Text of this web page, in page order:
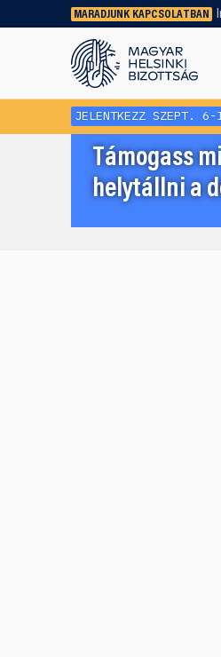
MARADJUNK KAPCSOLATBAN
Régebbi tartalmat vagy
dokumentumot
keresőnket!
JELENTKEZZ SZEPT. 6-
Támogass
helytállni a